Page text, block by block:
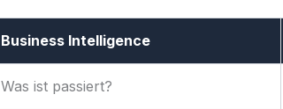
Business Intelligence
Was ist passiert?